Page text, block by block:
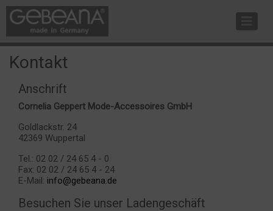
Kontakt
Anschrift
Cornelia Geppert Mode-Accessoires GmbH
Goldlackstr. 24
42369 Wuppertal
Tel.: 02 02 / 24 65 4 - 0
Fax: 02 02 / 24 65 4 - 24
E-Mail: info@gebeana.de
Besuchen Sie unser Ladengeschäft